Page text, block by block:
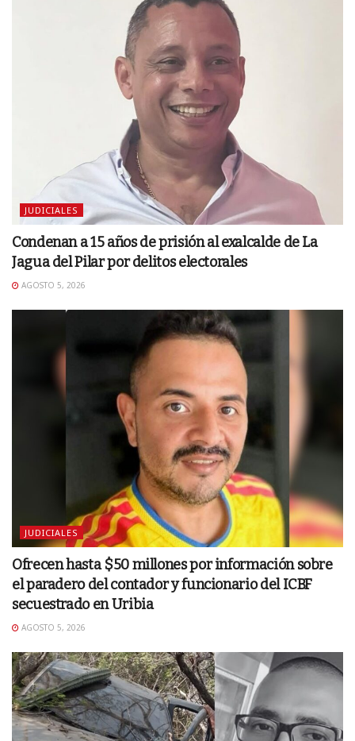
JUDICIALES
Condenan a 15 años de prisión al exalcalde de La
Jagua del Pilar por delitos electorales
AGOSTO 5, 2026
JUDICIALES
Ofrecen hasta $50 millones por información sobre
el paradero del contador y funcionario del ICBF
secuestrado en Uribia
AGOSTO 5, 2026